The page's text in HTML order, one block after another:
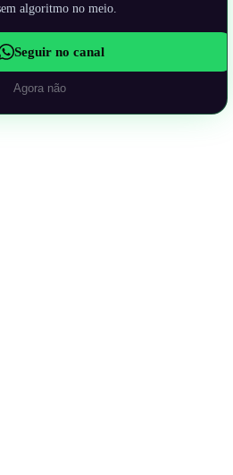
algoritmo no meio.
Seguir no canal
Agora não